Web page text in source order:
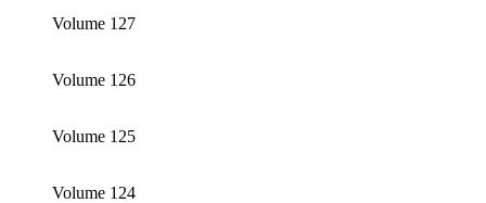
Volume 127
Volume 126
Volume 125
Volume 124